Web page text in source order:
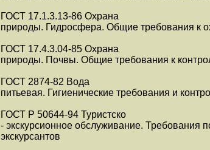
ГОСТ 17.1.3.13-86 Охрана
природы. Гидросфера. Общие требования к
ГОСТ 17.4.3.04-85 Охрана
природы. Почвы. Общие требования к
ГОСТ 2874-82 Вода
питьевая. Гигиенические требования и
ГОСТ Р 50644-94 Туристско
- экскурсионное обслуживание. Требования
экскурсантов